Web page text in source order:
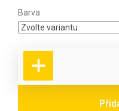
Barva